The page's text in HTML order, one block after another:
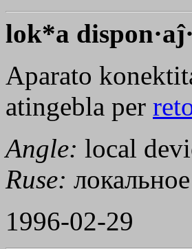
lok*a
Aparato
atingebla per
Angle: local
Ruse:
1996-02-29